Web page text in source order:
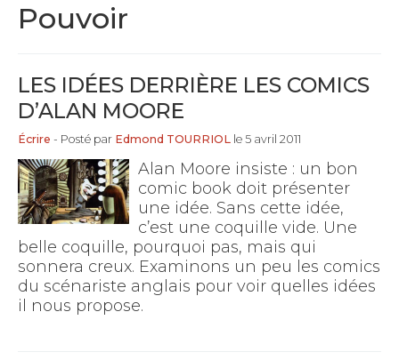
pouvoir
LES IDÉES DERRIÈRE LES COMICS
D’ALAN MOORE
Écrire - Posté par Edmond TOURRIOL le 5 avril 2011
Alan Moore insiste : un bon
comic book doit présenter
une idée. Sans cette idée,
c’est une coquille vide. Une
belle coquille, pourquoi pas, mais qui
sonnera creux. Examinons un peu les comics
du scénariste anglais pour voir quelles idées
il nous propose.